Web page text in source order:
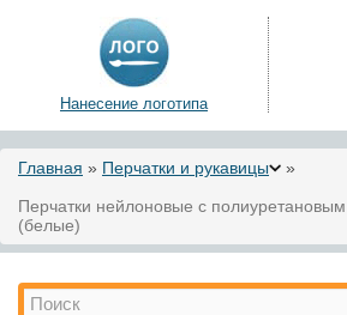
Нанесение логотипа
Вы здесь
Главная » Перчатки и рукавицы
»
Перчатки нейлоновые с
(белые)
Форма поиска
Поиск